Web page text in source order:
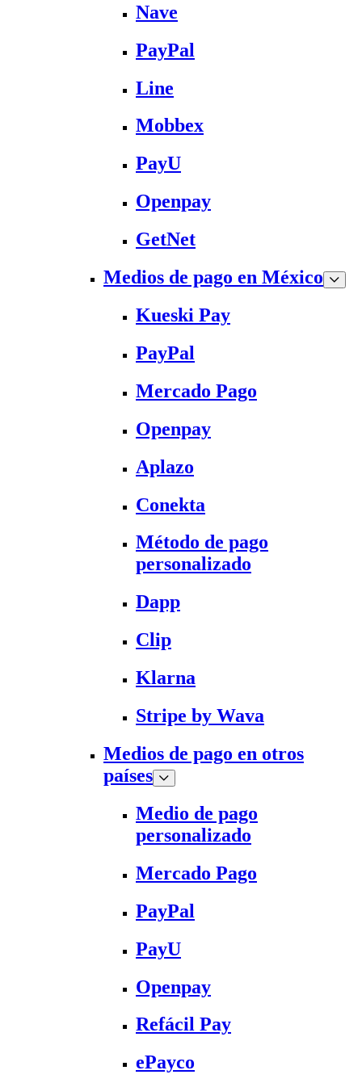
Nave
PayPal
Line
Mobbex
PayU
Openpay
GetNet
Medios de pago en México
Kueski Pay
PayPal
Mercado Pago
Openpay
Aplazo
Conekta
Método de pago
personalizado
Dapp
Clip
Klarna
Stripe by Wava
Medios de pago en otros
países
Medio de pago
personalizado
Mercado Pago
PayPal
PayU
Openpay
Refácil Pay
ePayco